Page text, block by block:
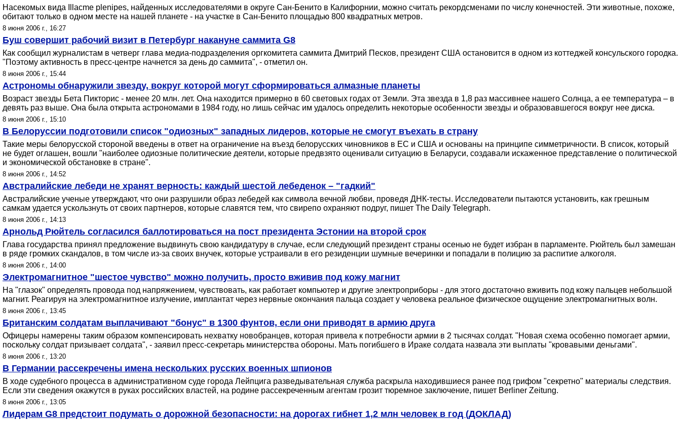
Насекомых вида Illacme plenipes, найденных исследователями в округе Сан-Бенито в Калифорнии, можно считать рекордсменами по числу конечностей. Эти животные, похоже,
обитают только в одном месте на нашей планете - на участке в Сан-Бенито площадью 800 квадратных метров.
8 июня 2006 г., 16:27
Буш совершит рабочий визит в Петербург накануне саммита G8
Как сообщил журналистам в четверг глава медиа-подразделения оргкомитета саммита Дмитрий Песков, президент США остановится в одном из коттеджей консульского городка.
"Поэтому активность в пресс-центре начнется за день до саммита", - отметил он.
8 июня 2006 г., 15:44
Астрономы обнаружили звезду, вокруг которой могут сформироваться алмазные планеты
Возраст звезды Бета Пикторис - менее 20 млн. лет. Она находится примерно в 60 световых годах от Земли. Эта звезда в 1,8 раз массивнее нашего Солнца, а ее температура – в
девять раз выше. Она была открыта астрономами в 1984 году, но лишь сейчас им удалось определить некоторые особенности звезды и образовавшегося вокруг нее диска.
8 июня 2006 г., 15:10
В Белоруссии подготовили список "одиозных" западных лидеров, которые не смогут въехать в страну
Такие меры белорусской стороной введены в ответ на ограничение на въезд белорусских чиновников в ЕС и США и основаны на принципе симметричности. В список, который
не будет оглашен, вошли "наиболее одиозные политические деятели, которые предвзято оценивали ситуацию в Беларуси, создавали искаженное представление о политической
и экономической обстановке в стране".
8 июня 2006 г., 14:52
Австралийские лебеди не хранят верность: каждый шестой лебеденок – "гадкий"
Австралийские ученые утверждают, что они разрушили образ лебедей как символа вечной любви, проведя ДНК-тесты. Исследователи пытаются установить, как грешным
самкам удается ускользнуть от своих партнеров, которые славятся тем, что свирепо охраняют подруг, пишет The Daily Telegraph.
8 июня 2006 г., 14:13
Арнольд Рюйтель согласился баллотироваться на пост президента Эстонии на второй срок
Глава государства принял предложение выдвинуть свою кандидатуру в случае, если следующий президент страны осенью не будет избран в парламенте. Рюйтель был замешан
в ряде громких скандалов, в том числе из-за своих внучек, которые устраивали в его резиденции шумные вечеринки и попадали в полицию за распитие алкоголя.
8 июня 2006 г., 14:00
Электромагнитное "шестое чувство" можно получить, просто вживив под кожу магнит
На "глазок" определять провода под напряжением, чувствовать, как работает компьютер и другие электроприборы - для этого достаточно вживить под кожу пальцев небольшой
магнит. Реагируя на электромагнитное излучение, имплантат через нервные окончания пальца создает у человека реальное физическое ощущение электромагнитных волн.
8 июня 2006 г., 13:45
Британским солдатам выплачивают "бонус" в 1300 фунтов, если они приводят в армию друга
Офицеры намерены таким образом компенсировать нехватку новобранцев, которая привела к потребности армии в 2 тысячах солдат. "Новая схема особенно помогает армии,
поскольку солдат призывает солдата", - заявил пресс-секретарь министерства обороны. Мать погибшего в Ираке солдата назвала эти выплаты "кровавыми деньгами".
8 июня 2006 г., 13:20
В Германии рассекречены имена нескольких русских военных шпионов
В ходе судебного процесса в административном суде города Лейпцига разведывательная служба раскрыла находившиеся ранее под грифом "секретно" материалы следствия.
Если эти сведения окажутся в руках российских властей, на родине рассекреченным агентам грозит тюремное заключение, пишет Berliner Zeitung.
8 июня 2006 г., 13:05
Лидерам G8 предстоит подумать о дорожной безопасности: на дорогах гибнет 1,2 млн человек в год (ДОКЛАД)